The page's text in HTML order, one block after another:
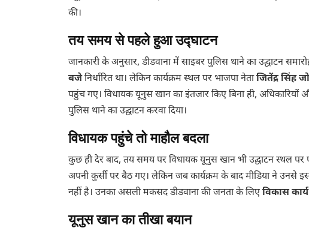
की।
तय समय से पहले हुआ उद्घाटन
जानकारी के अनुसार, डीडवाना में साइबर पुलिस थाने का उद्घाटन
बजेनिर्धारित था। लेकिन कार्यक्रम स्थल पर भाजपा नेताजितेंद्र सिंह
पहुंच गए। विधायक यूनुस खान का इंतजार किए बिना ही,
पुलिस थाने का उद्घाटन करवा दिया।
विधायक पहुंचे तो माहौल बदला
कुछ ही देर बाद, तय समय पर विधायक यूनुस खान भी उद्घाटन स्थल पर
अपनी कुर्सी पर बैठ गए। लेकिन जब कार्यक्रम के बाद मीडिया ने उनसे
नहीं है। उनका असली मकसद डीडवाना की जनता के लिएविकास
यूनुस खान का तीखा बयान